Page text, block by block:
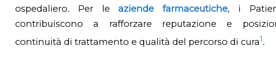
ospedaliero. Per leaziende farmaceutiche, i
contribuiscono a rafforzare reputazione e
continuità di trattamento e qualità del percorso di cura1.